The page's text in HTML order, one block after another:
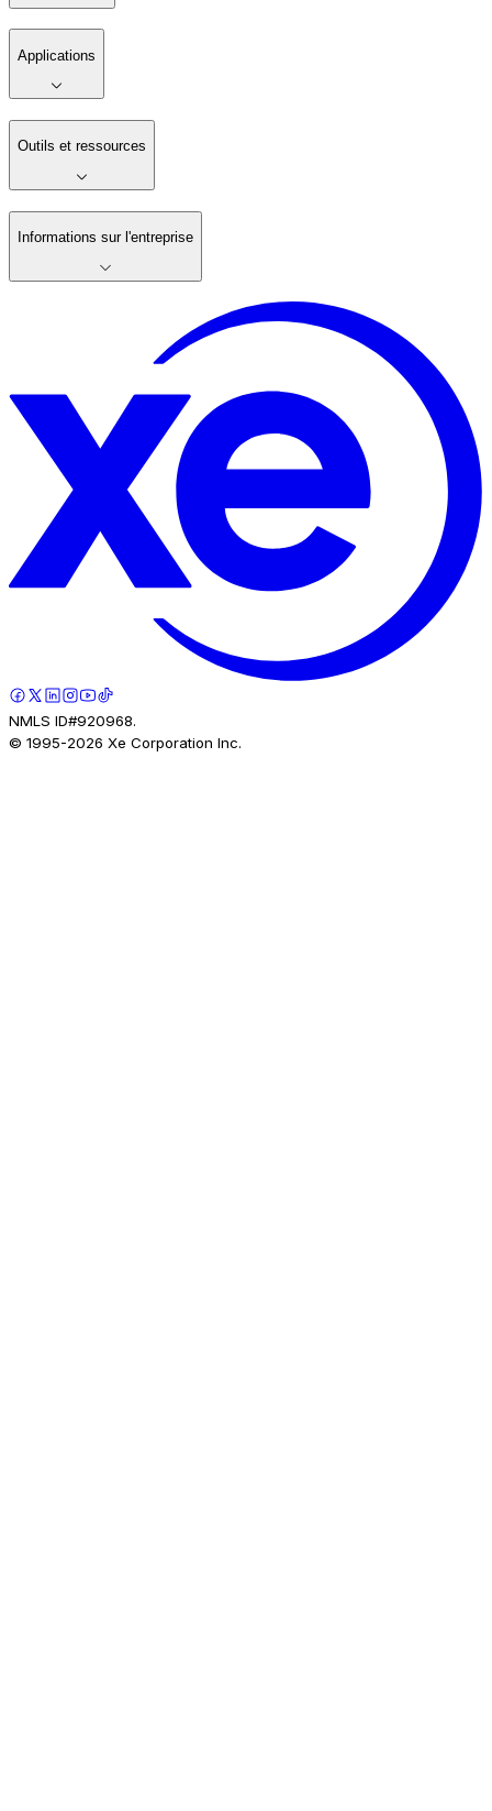
Applications
Outils et ressources
Informations sur l'entreprise
NMLS ID#920968.
© 1995-2026 Xe Corporation Inc.